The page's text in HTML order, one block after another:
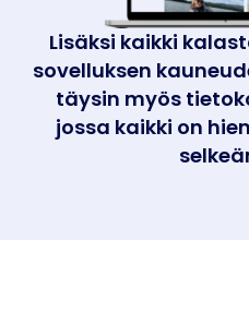
Lisäksi kaikki
sovelluksen
täysin myös
jossa kaikki on